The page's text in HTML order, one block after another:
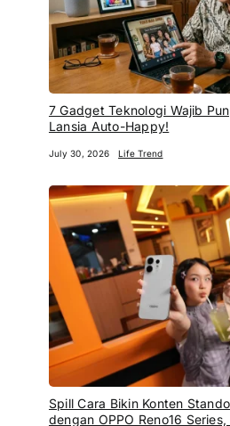
7 Gadget Teknologi Wajib
Lansia Auto-Happy!
July 30, 2026 Life Trend
Spill Cara Bikin Konten
dengan OPPO Reno16